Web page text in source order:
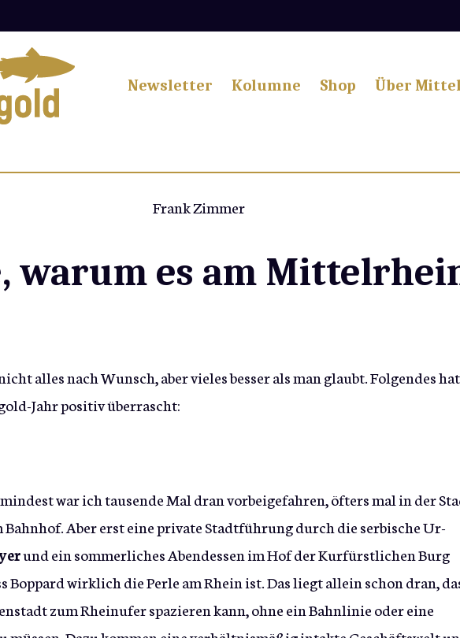
Newsletter Kolumne Shop Über
Frank Zimmer
warum es am
alles nach Wunsch, aber vieles besser als man glaubt. Folgendes hat
Jahr positiv überrascht:
war ich tausende Mal dran vorbeigefahren, öfters mal in der
Bahnhof. Aber erst eine private Stadtführung durch die serbische Ur-
und ein sommerliches Abendessen im Hof der Kurfürstlichen Burg
Boppard wirklich die Perle am Rhein ist. Das liegt allein schon dran,
zum Rheinufer spazieren kann, ohne ein Bahnlinie oder eine